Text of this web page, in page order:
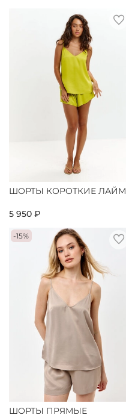
ШОРТЫ КОРОТКИЕ ЛАЙМ
5 950 ₽
-15%
ШОРТЫ ПРЯМЫЕ